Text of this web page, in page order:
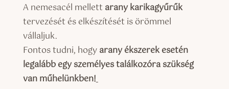
A nemesacél mellett arany karikagyűrűk
tervezését és elkészítését is örömmel
vállaljuk.
Fontos tudni, hogyarany ékszerek esetén
legalább egy személyes találkozóra szükség
van műhelünkben!